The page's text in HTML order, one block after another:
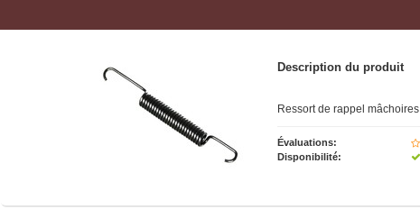
Description du produit
Ressort de rappel
Évaluations:
Disponibilité: